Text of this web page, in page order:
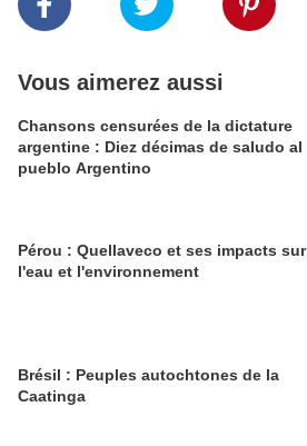
Vous aimerez aussi
Chansons censurées de la dictature
argentine : Diez décimas de saludo al
pueblo Argentino
Pérou : Quellaveco et ses impacts sur
l'eau et l'environnement
Brésil : Peuples autochtones de la
Caatinga